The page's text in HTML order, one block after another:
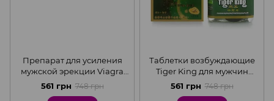
Препарат для усиления
мужской эрекции Viagra
123 (цена за упаковку, 10
561 грн 748 грн
Таблетки возбуждающие
Tiger King для мужчин
(цена по банку, 10 табл.)
561 грн 748 грн